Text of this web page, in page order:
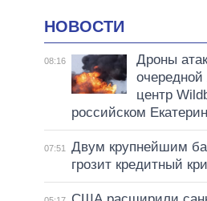
НОВОСТИ
08:16
Дроны
очередной
центр
российском
07:51
Двум крупнейшим
грозит кредитный